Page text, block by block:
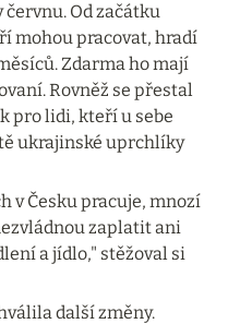
Od začátku
mohou pracovat, hradí
Zdarma ho mají
Rovněž se přestal
pro lidi, kteří u sebe
ukrajinské uprchlíky
v Česku pracuje, mnozí
zaplatit ani
a jídlo," stěžoval si
další změny.